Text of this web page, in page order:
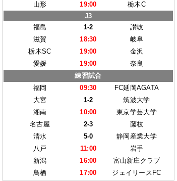
山形
19:00
栃木C
J3
福島
1-2
讃岐
滋賀
18:30
岐阜
栃木SC
19:00
金沢
愛媛
19:00
奈良
練習試合
福岡
09:30
FC延岡AGATA
大宮
1-2
筑波大学
湘南
10:00
東京学芸大学
名古屋
2-3
藤枝
清水
5-0
静岡産業大学
八戸
11:00
岩手
新潟
16:00
富山新庄クラブ
鳥栖
17:00 ジェイリースFC